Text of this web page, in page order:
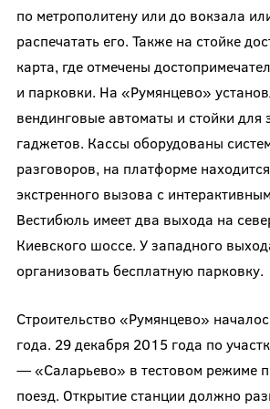
по метрополитену или до вокзала
распечатать его. Также на стойке
карта, где отмечены
и парковки. На «Румянцево»
вендинговые автоматы и стойки для
гаджетов. Кассы оборудованы
разговоров, на платформе
экстренного вызова с
Вестибюль имеет два выхода на
Киевского шоссе. У западного
организовать бесплатную парковку.
Строительство «Румянцево»
года. 29 декабря 2015 года по
— «Саларьево» в тестовом режиме
поезд. Открытие станции должно